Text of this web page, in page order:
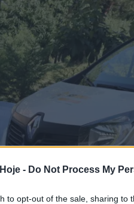
- Do Not Process My
to opt-out of the sale, sharing